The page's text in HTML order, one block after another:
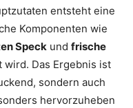
entsteht eine
Komponenten wie
Speck und frische
Das Ergebnis ist
sondern auch
hervorzuheben